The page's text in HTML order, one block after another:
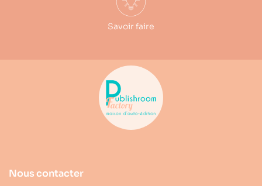
Savoir faire
Nous contacter